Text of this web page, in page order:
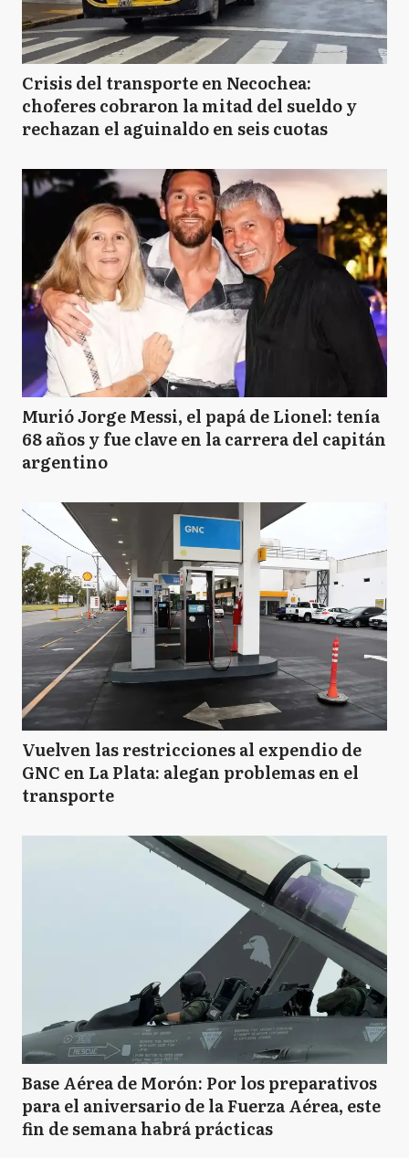
Crisis del transporte en Necochea:
choferes cobraron la mitad del sueldo y
rechazan el aguinaldo en seis cuotas
Murió Jorge Messi, el papá de Lionel: tenía
68 años y fue clave en la carrera del capitán
argentino
Vuelven las restricciones al expendio de
GNC en La Plata: alegan problemas en el
transporte
Base Aérea de Morón: Por los preparativos
para el aniversario de la Fuerza Aérea, este
fin de semana habrá prácticas